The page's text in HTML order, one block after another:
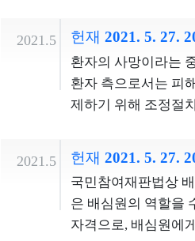
후적으로 예우하며,
심을 고취하고 후세
상을 전승한다는 점
조항이 일반양자와
범위에서 제외하여
사후양자의 경우 제
어 독립유공자 등을
운 점, 독립유공자의
유족으로 인정받을
응하는 보상금 등 지
사정만으로 재판상
있다. 이는 국가배상
한이고, 해당 손해에
부합하지 않는다. 따
상법상 보상금 등의
신적 손해에 대한 국
지 금지하는 것은 국
상 불이익을 받을 개
상금이라는 경제적
익신고를 적극적으
된다. 반면, ‘내부 공
고자’(이하 ‘외부 공
기 때문에 공익신고
이 필수적이라 보기
법’상 보상금의 의의
같이 공익신고 유도
2021.5 헌재 2021. 5. 27.
환자의 사망이라는
환자 측으로서는 피
제하기 위해 조정절
하게 분쟁을 해결할
요가 있으므로, 의료
로 개시할 필요성이
동으로 개시되더라
2021.5 헌재 2021. 5. 27.
국민참여재판법상
은 배심원의 역할을
자격으로, 배심원에